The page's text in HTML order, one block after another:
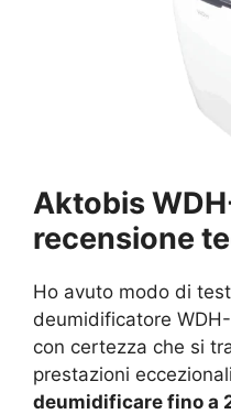
Aktobis
recensione
Ho avuto modo di
deumidificatore
con certezza che si
prestazioni
deumidificare fino a